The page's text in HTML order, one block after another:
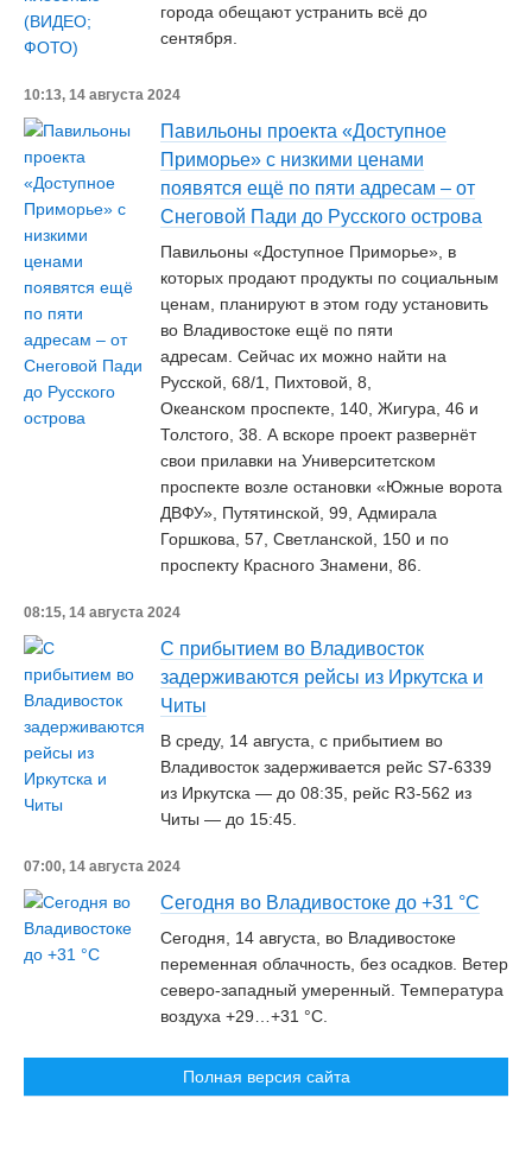
города обещают устранить всё до
сентября.
10:13, 14 августа 2024
Павильоны проекта «Доступное
Приморье» с низкими ценами
появятся ещё по пяти адресам – от
Снеговой Пади до Русского острова
Павильоны «Доступное Приморье», в
которых продают продукты по социальным
ценам, планируют в этом году установить
во Владивостоке ещё по пяти
адресам. Сейчас их можно найти на
Русской, 68/1, Пихтовой, 8,
Океанском проспекте, 140, Жигура, 46 и
Толстого, 38. А вскоре проект развернёт
свои прилавки на Университетском
проспекте возле остановки «Южные ворота
ДВФУ», Путятинской, 99, Адмирала
Горшкова, 57, Светланской, 150 и по
проспекту Красного Знамени, 86.
08:15, 14 августа 2024
С прибытием во Владивосток
задерживаются рейсы из Иркутска и
Читы
В среду, 14 августа, с прибытием во
Владивосток задерживается рейс S7-6339
из Иркутска — до 08:35, рейс R3-562 из
Читы — до 15:45.
07:00, 14 августа 2024
Сегодня во Владивостоке до +31 °С
Сегодня, 14 августа, во Владивостоке
переменная облачность, без осадков. Ветер
северо-западный умеренный. Температура
воздуха +29…+31 °С.
Полная версия сайта